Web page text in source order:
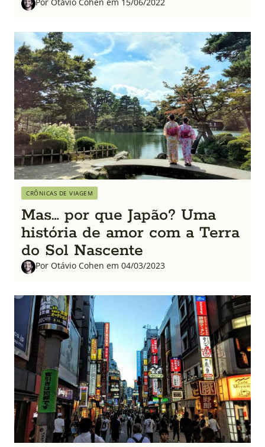
Por Otávio Cohen em 15/06/2022
CRÔNICAS DE VIAGEM
Mas… por que Japão? Uma
história de amor com a Terra
do Sol Nascente
Por Otávio Cohen em 04/03/2023